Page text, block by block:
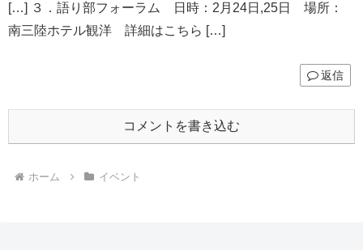
[…] ３．語り部フォーラム 日時：2月24日,25日 場所：
南三陸ホテル観洋 詳細はこちら […]
返信
コメントを書き込む
ホーム イベント